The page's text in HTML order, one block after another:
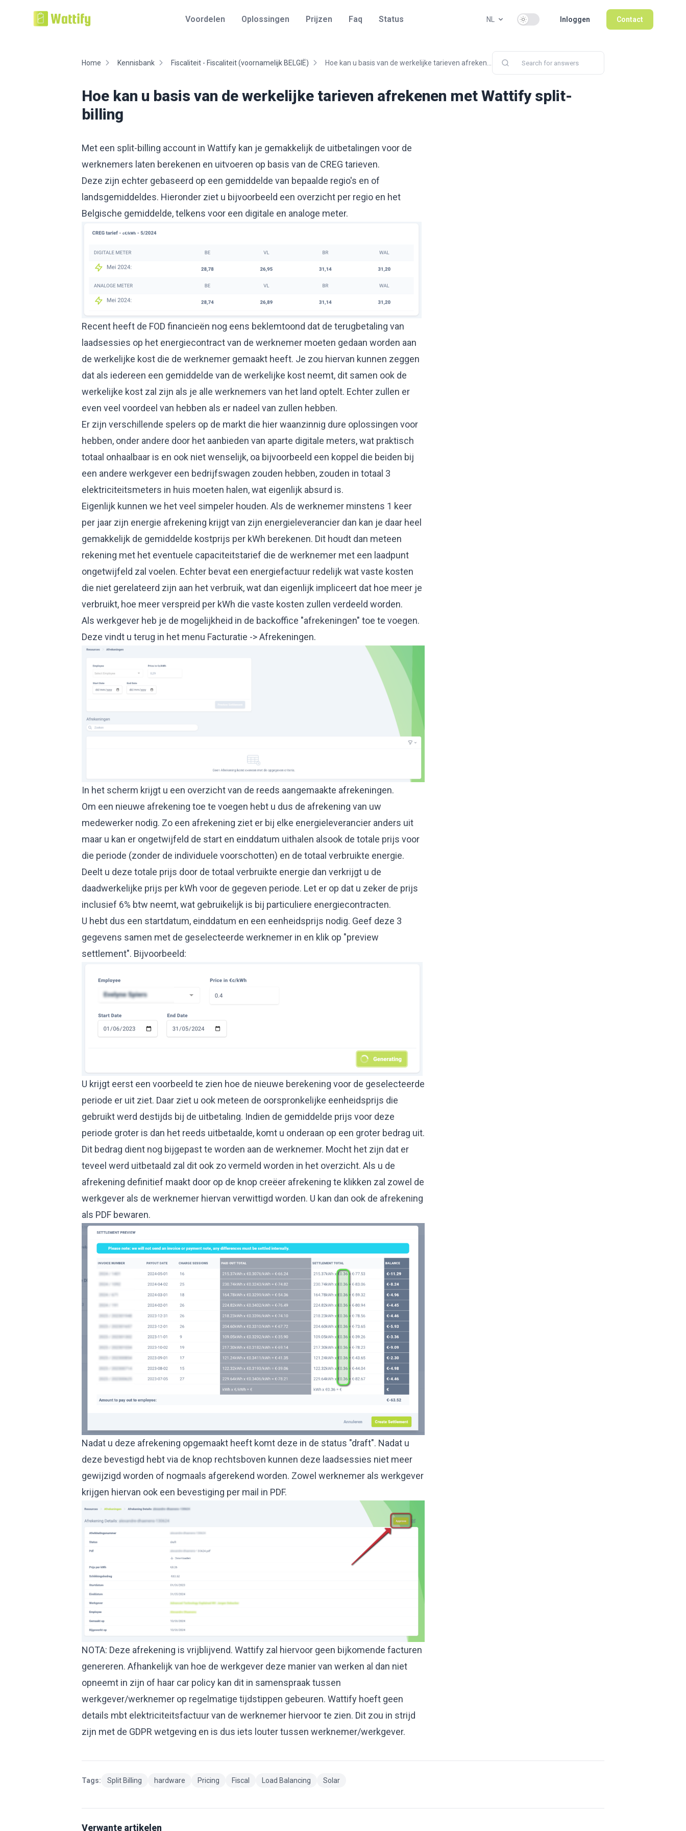
Voordelen Oplossingen Prijzen Faq Status NL Use setting Inloggen Contact
Home Kennisbank Fiscaliteit - Fiscaliteit (voornamelijk BELGIË) Hoe kan u basis van de werkelijke tarieven afreken...
Hoe kan u basis van de werkelijke tarieven afrekenen met Wattify split-
billing
Met een split-billing account in Wattify kan je gemakkelijk de uitbetalingen voor de
werknemers laten berekenen en uitvoeren op basis van de CREG tarieven.
Deze zijn echter gebaseerd op een gemiddelde van bepaalde regio's en of
landsgemiddeldes. Hieronder ziet u bijvoorbeeld een overzicht per regio en het
Belgische gemiddelde, telkens voor een digitale en analoge meter.
Recent heeft de FOD financieën nog eens beklemtoond dat de terugbetaling van
laadsessies op het energiecontract van de werknemer moeten gedaan worden aan
de werkelijke kost die de werknemer gemaakt heeft. Je zou hiervan kunnen zeggen
dat als iedereen een gemiddelde van de werkelijke kost neemt, dit samen ook de
werkelijke kost zal zijn als je alle werknemers van het land optelt. Echter zullen er
even veel voordeel van hebben als er nadeel van zullen hebben.
Er zijn verschillende spelers op de markt die hier waanzinnig dure oplossingen voor
hebben, onder andere door het aanbieden van aparte digitale meters, wat praktisch
totaal onhaalbaar is en ook niet wenselijk, oa bijvoorbeeld een koppel die beiden bij
een andere werkgever een bedrijfswagen zouden hebben, zouden in totaal 3
elektriciteitsmeters in huis moeten halen, wat eigenlijk absurd is.
Eigenlijk kunnen we het veel simpeler houden. Als de werknemer minstens 1 keer
per jaar zijn energie afrekening krijgt van zijn energieleverancier dan kan je daar heel
gemakkelijk de gemiddelde kostprijs per kWh berekenen. Dit houdt dan meteen
rekening met het eventuele capaciteitstarief die de werknemer met een laadpunt
ongetwijfeld zal voelen. Echter bevat een energiefactuur redelijk wat vaste kosten
die niet gerelateerd zijn aan het verbruik, wat dan eigenlijk impliceert dat hoe meer je
verbruikt, hoe meer verspreid per kWh die vaste kosten zullen verdeeld worden.
Als werkgever heb je de mogelijkheid in de backoffice "afrekeningen" toe te voegen.
Deze vindt u terug in het menu Facturatie -> Afrekeningen.
In het scherm krijgt u een overzicht van de reeds aangemaakte afrekeningen.
Om een nieuwe afrekening toe te voegen hebt u dus de afrekening van uw
medewerker nodig. Zo een afrekening ziet er bij elke energieleverancier anders uit
maar u kan er ongetwijfeld de start en einddatum uithalen alsook de totale prijs voor
die periode (zonder de individuele voorschotten) en de totaal verbruikte energie.
Deelt u deze totale prijs door de totaal verbruikte energie dan verkrijgt u de
daadwerkelijke prijs per kWh voor de gegeven periode. Let er op dat u zeker de prijs
inclusief 6% btw neemt, wat gebruikelijk is bij particuliere energiecontracten.
U hebt dus een startdatum, einddatum en een eenheidsprijs nodig. Geef deze 3
gegevens samen met de geselecteerde werknemer in en klik op "preview
settlement". Bijvoorbeeld:
U krijgt eerst een voorbeeld te zien hoe de nieuwe berekening voor de geselecteerde
periode er uit ziet. Daar ziet u ook meteen de oorspronkelijke eenheidsprijs die
gebruikt werd destijds bij de uitbetaling. Indien de gemiddelde prijs voor deze
periode groter is dan het reeds uitbetaalde, komt u onderaan op een groter bedrag uit.
Dit bedrag dient nog bijgepast te worden aan de werknemer. Mocht het zijn dat er
teveel werd uitbetaald zal dit ook zo vermeld worden in het overzicht. Als u de
afrekening definitief maakt door op de knop creëer afrekening te klikken zal zowel de
werkgever als de werknemer hiervan verwittigd worden. U kan dan ook de afrekening
als PDF bewaren.
Nadat u deze afrekening opgemaakt heeft komt deze in de status "draft". Nadat u
deze bevestigd hebt via de knop rechtsboven kunnen deze laadsessies niet meer
gewijzigd worden of nogmaals afgerekend worden. Zowel werknemer als werkgever
krijgen hiervan ook een bevestiging per mail in PDF.
NOTA: Deze afrekening is vrijblijvend. Wattify zal hiervoor geen bijkomende facturen
genereren. Afhankelijk van hoe de werkgever deze manier van werken al dan niet
opneemt in zijn of haar car policy kan dit in samenspraak tussen
werkgever/werknemer op regelmatige tijdstippen gebeuren. Wattify hoeft geen
details mbt elektriciteitsfactuur van de werknemer hiervoor te zien. Dit zou in strijd
zijn met de GDPR wetgeving en is dus iets louter tussen werknemer/werkgever.
Tags: Split Billing hardware Pricing Fiscal Load Balancing Solar
Verwante artikelen